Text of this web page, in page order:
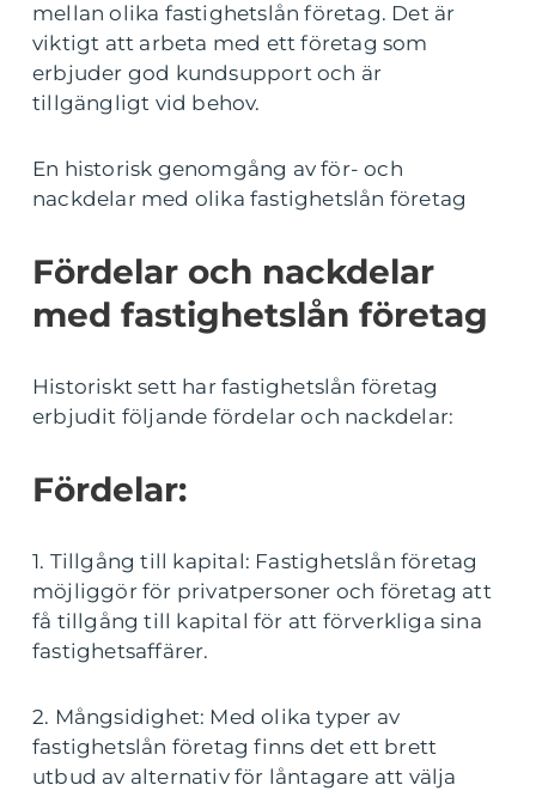
mellan olika fastighetslån företag. Det är
viktigt att arbeta med ett företag som
erbjuder god kundsupport och är
tillgängligt vid behov.
En historisk genomgång av för- och
nackdelar med olika fastighetslån företag
Fördelar och nackdelar
med fastighetslån företag
Historiskt sett har fastighetslån företag
erbjudit följande fördelar och nackdelar:
Fördelar:
1. Tillgång till kapital: Fastighetslån företag
möjliggör för privatpersoner och företag att
få tillgång till kapital för att förverkliga sina
fastighetsaffärer.
2. Mångsidighet: Med olika typer av
fastighetslån företag finns det ett brett
utbud av alternativ för låntagare att välja